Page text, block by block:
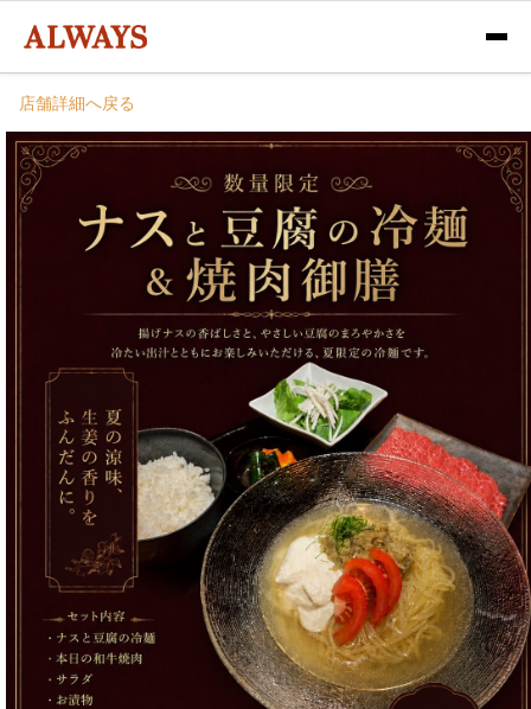
店舗詳細へ戻る